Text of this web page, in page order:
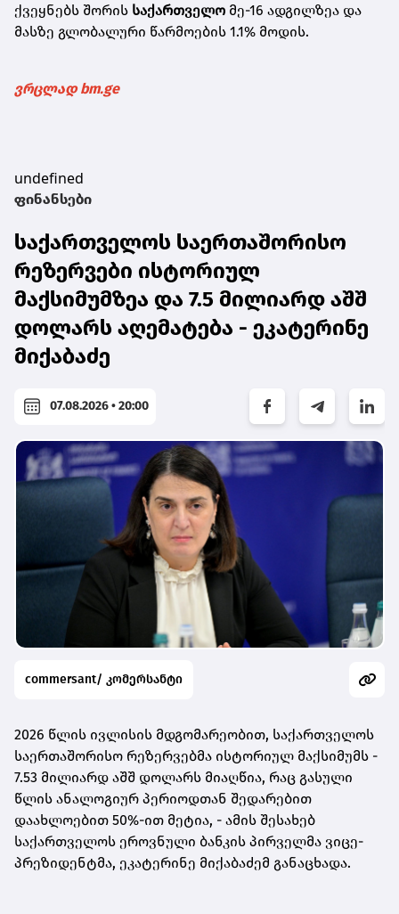
ქვეყნებს შორის საქართველო მე-16 ადგილზეა და
მასზე გლობალური წარმოების 1.1% მოდის.
ვრცლად bm.ge
undefined
ფინანსები
საქართველოს საერთაშორისო
რეზერვები ისტორიულ
მაქსიმუმზეა და 7.5 მილიარდ აშშ
დოლარს აღემატება - ეკატერინე
მიქაბაძე
07.08.2026 • 20:00
commersant/ კომერსანტი
2026 წლის ივლისის მდგომარეობით, საქართველოს
საერთაშორისო რეზერვებმა ისტორიულ მაქსიმუმს -
7.53 მილიარდ აშშ დოლარს მიაღწია, რაც გასული
წლის ანალოგიურ პერიოდთან შედარებით
დაახლოებით 50%-ით მეტია, - ამის შესახებ
საქართველოს ეროვნული ბანკის პირველმა ვიცე-
პრეზიდენტმა, ეკატერინე მიქაბაძემ განაცხადა.